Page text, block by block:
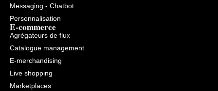
Messaging - Chatbot
Personnalisation
E-commerce
Agrégateurs de flux
Catalogue management
E-merchandising
Live shopping
Marketplaces